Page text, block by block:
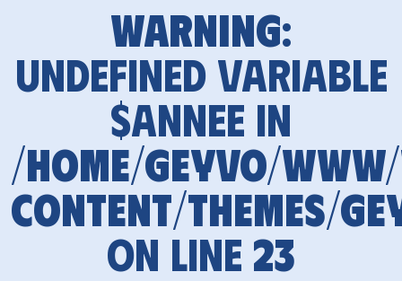
Warning:
Undefined variable
$annee in
/home/geyvo/
content/themes/
on line 23